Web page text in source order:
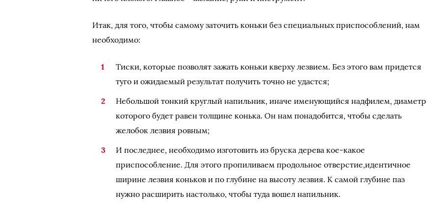
Итак, для того, чтобы самому заточить коньки без специальных приспособлений, нам
необходимо:
Тиски, которые позволят зажать коньки кверху лезвием. Без этого вам придется
туго и ожидаемый результат получить точно не удастся;
Небольшой тонкий круглый напильник, иначе именующийся надфилем, диаметр
которого будет равен толщине конька. Он нам понадобится, чтобы сделать
желобок лезвия ровным;
И последнее, необходимо изготовить из бруска дерева кое-какое
приспособление. Для этого пропиливаем продольное отверстие,идентичное
ширине лезвия коньков и по глубине на высоту лезвия. К самой глубине паз
нужно расширить настолько, чтобы туда вошел напильник.